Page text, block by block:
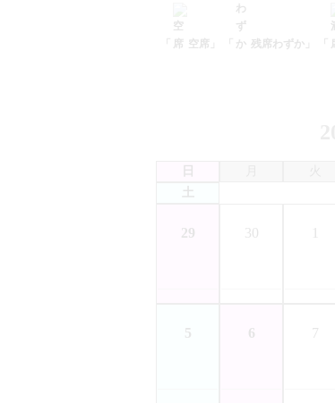
空席」 残席わずか」
日
土
29 30 1
5 6 7